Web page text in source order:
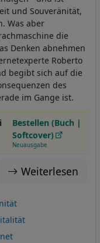
und Souveränität,
Was aber
die
Denken abnehmen
Roberto
begibt sich auf die
des
im Gange ist.
Bestellen (Buch |
Softcover)
Neuausgabe
Weiterlesen